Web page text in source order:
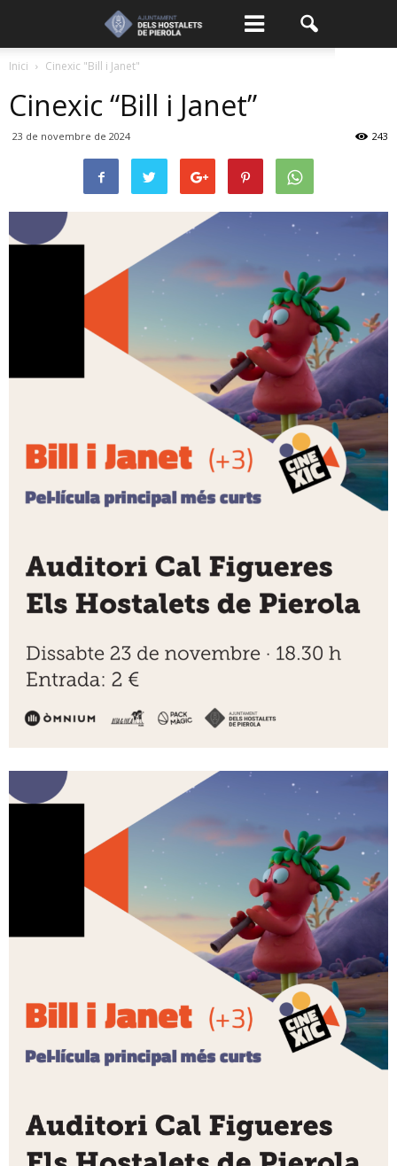
Inici Cinexic "Bill i Janet"
Cinexic “Bill i Janet”
23 de novembre de 2024 243